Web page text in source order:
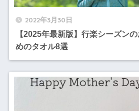
2022年3月30日
【2025年最新版】行楽シーズン
めのタオル8選